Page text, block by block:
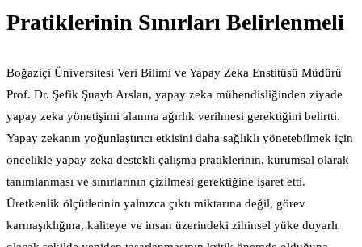
Pratiklerinin Sınırları Belirlenmeli
Boğaziçi Üniversitesi Veri Bilimi ve Yapay Zeka Enstitüsü Müdürü
Prof. Dr. Şefik Şuayb Arslan, yapay zeka mühendisliğinden ziyade
yapay zeka yönetişimi alanına ağırlık verilmesi gerektiğini belirtti.
Yapay zekanın yoğunlaştırıcı etkisini daha sağlıklı yönetebilmek için
öncelikle yapay zeka destekli çalışma pratiklerinin, kurumsal olarak
tanımlanması ve sınırlarının çizilmesi gerektiğine işaret etti.
Üretkenlik ölçütlerinin yalnızca çıktı miktarına değil, görev
karmaşıklığına, kaliteye ve insan üzerindeki zihinsel yüke duyarlı